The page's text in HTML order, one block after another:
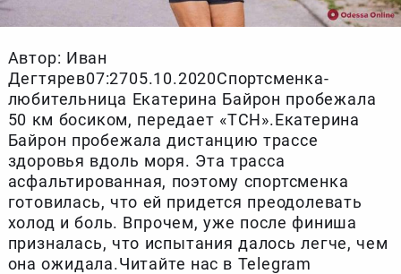
Автор: Иван
Дегтярев07:2705.10.2020Спортсменка-
любительница Екатерина Байрон пробежала
50 км босиком, передает «ТСН».Екатерина
Байрон пробежала дистанцию трассе
здоровья вдоль моря. Эта трасса
асфальтированная, поэтому спортсменка
готовилась, что ей придется преодолевать
холод и боль. Впрочем, уже после финиша
призналась, что испытания далось легче, чем
она ожидала.Читайте нас в Telegram